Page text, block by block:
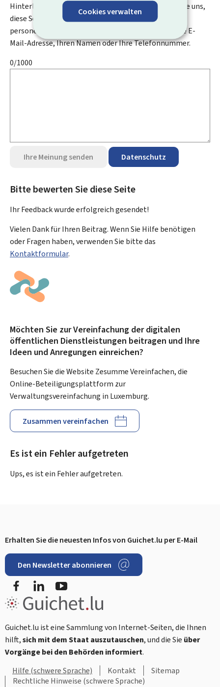
Cookies verwalten
Hinterlassen Sie uns einen Kommentar und helfen Sie uns,
diese Seite zu verbessern. Bitte geben Sie keine
personenbezogenen Daten an, wie zum Beispiel Ihre E-
Mail-Adresse, Ihren Namen oder Ihre Telefonnummer.
0/1000
Ihre Meinung senden Datenschutz
Bitte bewerten Sie diese Seite
Ihr Feedback wurdeerfolgreichgesendet!
Vielen Dank für Ihren Beitrag. Wenn Sie Hilfe benötigen
oder Fragen haben, verwenden Sie bitte das
Kontaktformular.
Möchten Sie zur Vereinfachung der digitalen
öffentlichen Dienstleistungen beitragen und Ihre
Ideen und Anregungen einreichen?
Besuchen Sie die Website Zesumme Vereinfachen, die
Online-Beteiligungsplattform zur
Verwaltungsvereinfachung in Luxemburg.
Zusammen vereinfachen
Es ist ein Fehler aufgetreten
Ups, es ist ein Fehler aufgetreten.
Footer
Erhalten Sie die neuesten Infos von Guichet.lu per E-Mail
Den Newsletter abonnieren
FacebookLinkedIn
Guichet.lu ist eine Sammlung von Internet-Seiten, die Ihnen
hilft,sich mit dem Staat auszutauschen, und die Sie über
Vorgänge bei den Behörden informiert.
Hilfe (schwere Sprache)
Kontakt
Sitemap
Rechtliche Hinweise (schwere Sprache)